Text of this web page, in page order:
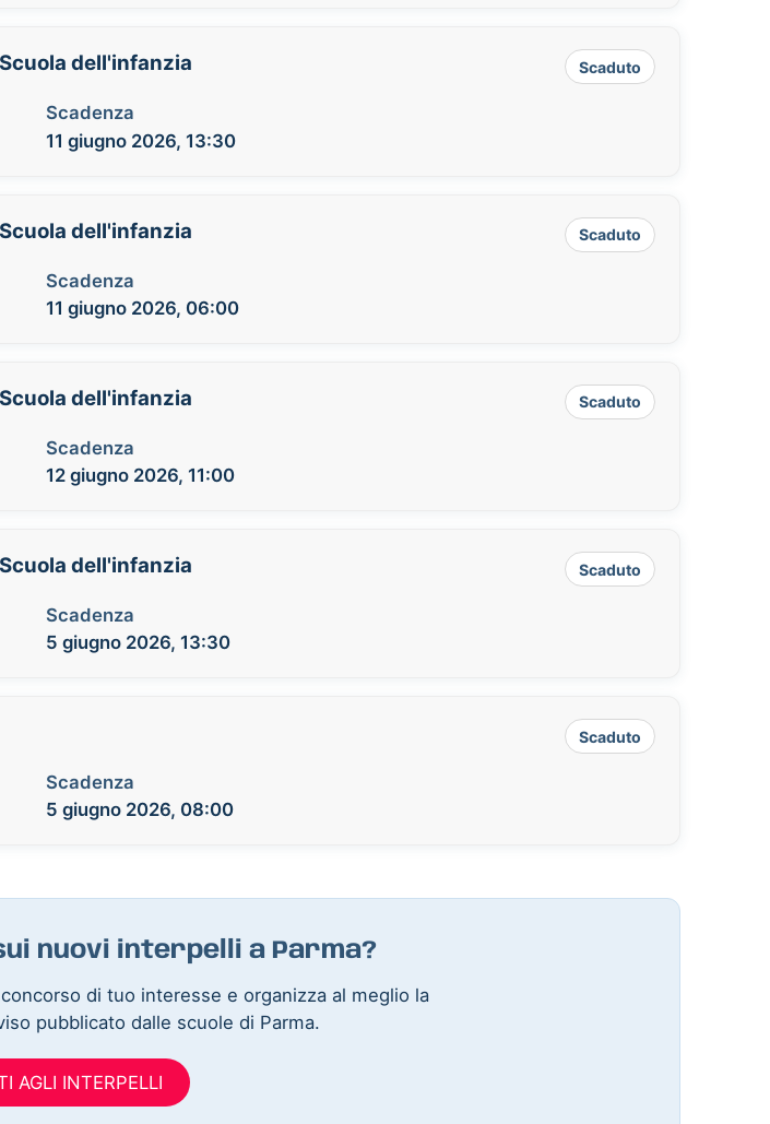
dell'infanzia Scaduto
Scadenza
11 giugno 2026, 13:30
dell'infanzia Scaduto
Scadenza
11 giugno 2026, 06:00
dell'infanzia Scaduto
Scadenza
12 giugno 2026, 11:00
dell'infanzia Scaduto
Scadenza
5 giugno 2026, 13:30
Scaduto
Scadenza
5 giugno 2026, 08:00
nuovi interpelli a Parma?
di tuo interesse e organizza al meglio la
pubblicato dalle scuole di Parma.
AGLI INTERPELLI